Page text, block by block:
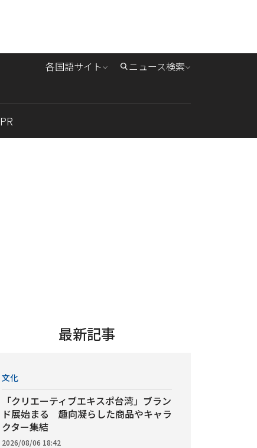
各国語サイト ニュース検索
PR
最新記事
文化
「クリエーティブエキスポ台湾」ブラン
ド展始まる 趣向凝らした商品やキャラ
クター集結
2026/08/06 18:42